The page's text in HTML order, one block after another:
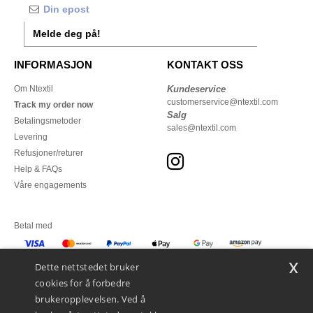
Melde deg på!
INFORMASJON
Om Ntextil
Track my order now
Betalingsmetoder
Levering
Refusjoner/returer
Help & FAQs
Våre engagements
KONTAKT OSS
Kundeservice
customerservice@ntextil.com
Salg
sales@ntextil.com
Betal med
Dette nettstedet bruker
cookies for å forbedre
brukeropplevelsen. Ved å
x